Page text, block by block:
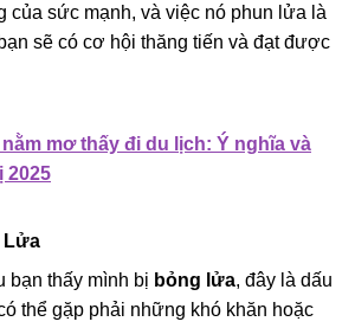
của sức mạnh, và việc nó phun lửa là
sẽ có cơ hội thăng tiến và đạt được
nằm mơ thấy đi du lịch: Ý nghĩa và
2025
Lửa
bạn thấy mình bị bỏng lửa, đây là dấu
thể gặp phải những khó khăn hoặc